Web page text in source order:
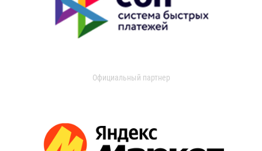
Официальный партнер